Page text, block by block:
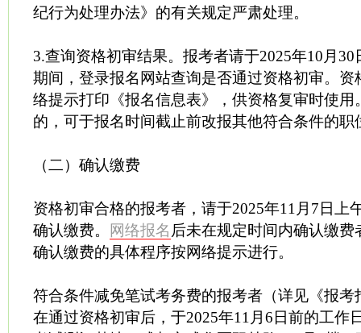
纪行为处理办法》的有关规定严肃处理。
3.查询资格初审结果。报考者请于2025年10月30
期间，登录报名网站查询是否通过资格初审。资
络提示打印《报名信息表》，供资格复审时使用
的，可于报名时间截止前改报其他符合条件的职
（二）确认缴费
资格初审合格的报考者，请于2025年11月7日上
确认缴费。
网络报名 后未在规定时间内确认缴
确认缴费的具体程序按网络提示进行。
符合条件减免笔试考务费的报考者（详见《报考
在通过资格初审后，于2025年11月6日前的工作